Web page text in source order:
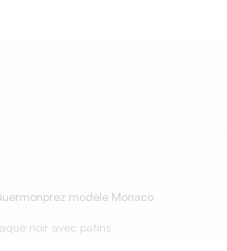
modèle Monaco
noir avec patins